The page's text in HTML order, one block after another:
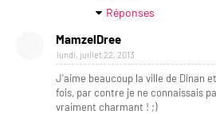
Réponses
MamzelDree
lundi, juillet 22, 2013
J'aime beaucoup la ville de Dinan
fois, par contre je ne connaissais
vraiment charmant ! ;)